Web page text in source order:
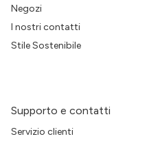
Negozi
I nostri contatti
Stile Sostenibile
Supporto e contatti
Servizio clienti